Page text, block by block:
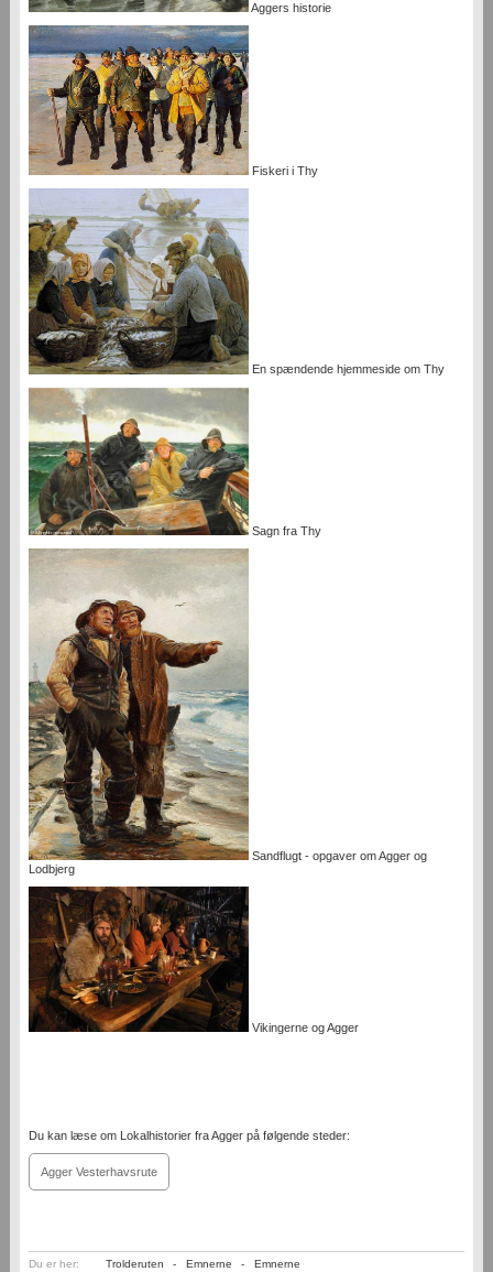
Aggers historie
Fiskeri i Thy
En spændende hjemmeside om Thy
Sagn fra Thy
Sandflugt - opgaver om Agger og
Lodbjerg
Vikingerne og Agger
Du kan læse om Lokalhistorier fra Agger på følgende steder:
Agger Vesterhavsrute
Du er her: Trolderuten - Emnerne - Emnerne